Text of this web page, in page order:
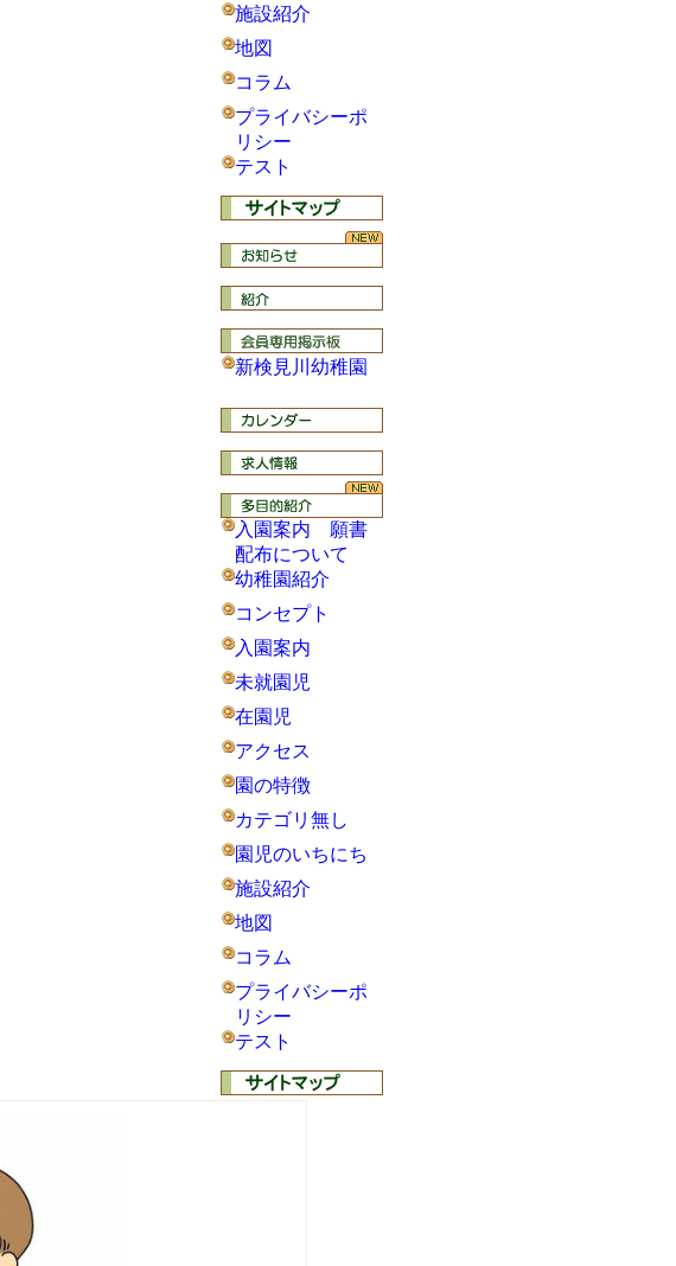
施設紹介
地図
コラム
プライバシーポ
リシー
テスト
新検見川幼稚園
入園案内 願書
配布について
幼稚園紹介
コンセプト
入園案内
未就園児
在園児
アクセス
園の特徴
カテゴリ無し
園児のいちにち
施設紹介
地図
コラム
プライバシーポ
リシー
テスト